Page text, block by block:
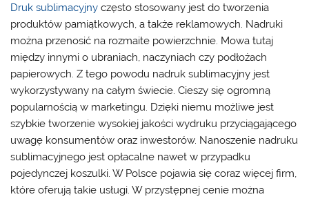
Druk sublimacyjny często stosowany jest do tworzenia
produktów pamiątkowych, a także reklamowych. Nadruki
można przenosić na rozmaite powierzchnie. Mowa tutaj
między innymi o ubraniach, naczyniach czy podłożach
papierowych. Z tego powodu nadruk sublimacyjny jest
wykorzystywany na całym świecie. Cieszy się ogromną
popularnością w marketingu. Dzięki niemu możliwe jest
szybkie tworzenie wysokiej jakości wydruku przyciągającego
uwagę konsumentów oraz inwestorów. Nanoszenie nadruku
sublimacyjnego jest opłacalne nawet w przypadku
pojedynczej koszulki. W Polsce pojawia się coraz więcej firm,
które oferują takie usługi. W przystępnej cenie można